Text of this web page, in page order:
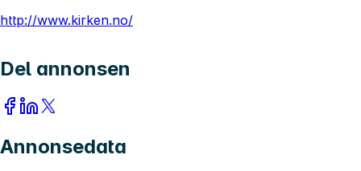
http://www.kirken.no/
Del annonsen
Annonsedata